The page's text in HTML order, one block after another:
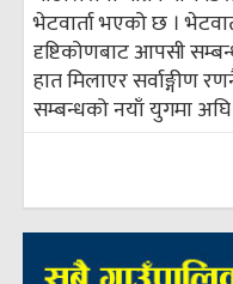
भेटवार्ता भएको छ ।
दृष्टिकोणबाट आपसी
हात मिलाएर सर्वाङ्गीण
सम्बन्धको नयाँ युगमा